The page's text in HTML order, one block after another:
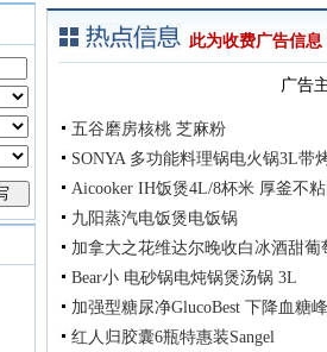
此为收费广告信
广告
五谷磨房核桃 芝麻粉
SONYA 多功能料理锅电火锅3L带
Aicooker IH饭煲4L/8杯米 厚釜不
九阳蒸汽电饭煲电饭锅
加拿大之花维达尔晚收白冰酒甜葡
Bear小 电砂锅电炖锅煲汤锅 3L
加强型糖尿净GlucoBest 下降血糖
红人归胶囊6瓶特惠装Sangel